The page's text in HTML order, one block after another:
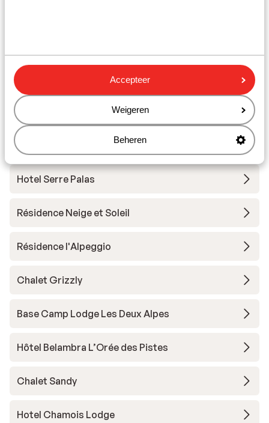
Accepteer
Weigeren
Beheren
Les Deux Alpes
Andere accommodaties in Les Deux
Alpes
Hotel Serre Palas
Résidence Neige et Soleil
Résidence l'Alpeggio
Chalet Grizzly
Base Camp Lodge Les Deux Alpes
Hôtel Belambra L’Orée des Pistes
Chalet Sandy
Hotel Chamois Lodge